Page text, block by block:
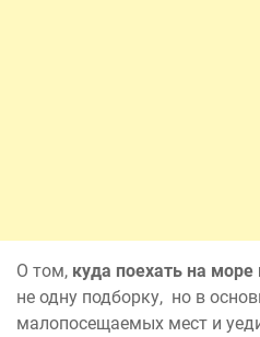
О том, куда поехать на море
не одну подборку, но в
малопосещаемых мест и